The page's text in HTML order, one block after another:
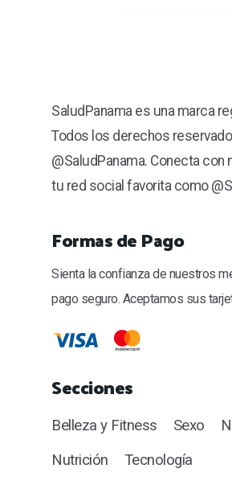
SaludPanama es una marca
Todos los derechos
@SaludPanama. Conecta con
tu red social favorita como
Formas de Pago
Sienta la confianza de nuestros
pago seguro. Aceptamos sus
Secciones
Belleza y Fitness Sexo
Nutrición
Tecnología